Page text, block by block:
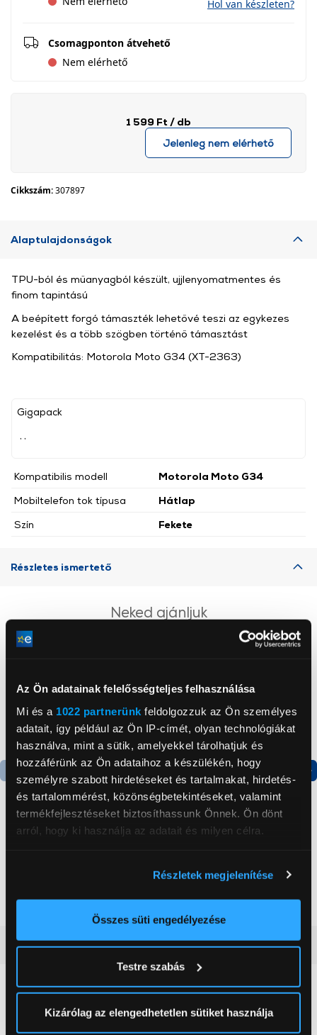
Az Ön adatainak felelősségteljes felhasználása
Mi és a 1022 partnerünk feldolgozzuk az Ön személyes
adatait, így például az Ön IP-címét, olyan technológiákat
használva, mint a sütik, amelyekkel tárolhatjuk és
hozzáférünk az Ön adataihoz a készülékén, hogy
személyre szabott hirdetéseket és tartalmakat, hirdetés-
és tartalommérést, közönségbetekintéseket, valamint
termékfejlesztéseket biztosíthassunk Önnek. Ön dönt
arról, hogy ki használja az adatait és milyen célra.
elhelyezkedéséről pár méteres pontossággal
Az Ön készülékén beazonosítása annak konkrét
módjairól és adja meg preferenciáit aRészletek
pontban. Bármikor módosíthatja vagy visszavonhatja a
Sütinyilatkozathoz való hozzájárulását.
Részletek megjelenítése
Összes süti engedélyezése
Testre szabás
Kizárólag az elengedhetetlen sütiket használja
Hol van készleten?
Csomagponton átvehető
Nem elérhető
1 599 Ft / db
Jelenleg nem elérhető
Cikkszám:307897
Alaptulajdonságok
Gigapack
Kompatibilis modell
Motorola Moto G34
Mobiltelefon tok típusa
Hátlap
Szín
Fekete
TPU-ból és műanyagból készült, ujjlenyomatmentes és
finom tapintású
A beépített forgó támaszték lehetővé teszi az egykezes
kezelést és a több szögben történő támasztást
Kompatibilitás: Motorola Moto G34 (XT-2363)
Részletes ismertető
Neked ajánljuk
Gorenje NRS8182KX Side
Gorenje N619EAXL4
kombinált hűtőszekrény
Vásárlói vélemények(0)
0